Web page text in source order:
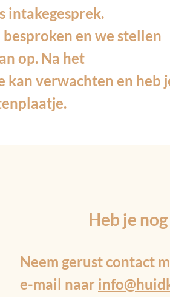
intakegesprek.
en we stellen
op. Na het
kan verwachten en heb
Heb je
Neem gerust contact
e-mail naar